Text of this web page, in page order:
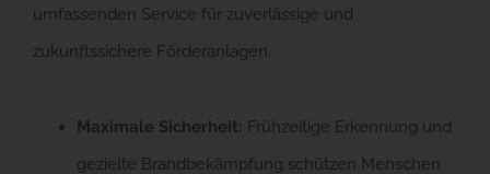
umfassenden Service für zuverlässige und
zukunftssichere Förderanlagen.
Maximale Sicherheit: Frühzeitige Erkennung und
gezielte Brandbekämpfung schützen Menschen